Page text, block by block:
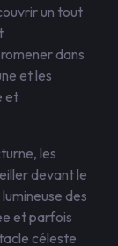
un tout
dans
et les
et
les
devant le
des
et parfois
céleste